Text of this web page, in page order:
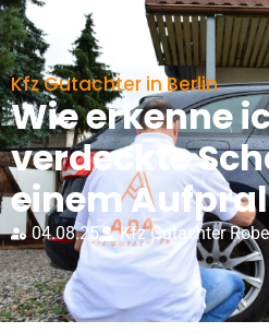
Kfz Gutachter in Berlin
Wie erkenne
verdeckte
einem
04.08.25 Kfz Gutachter